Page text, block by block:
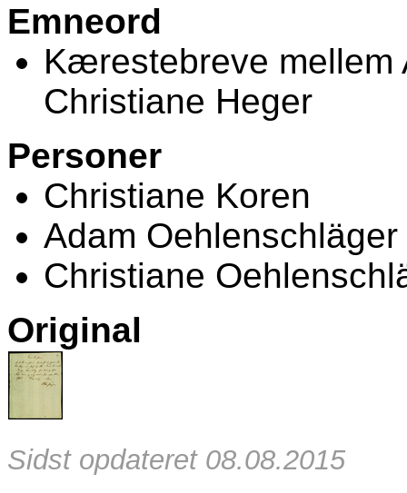
Emneord
Kærestebreve mellem
Christiane Heger
Personer
Christiane Koren
Adam Oehlenschläger
Christiane
Original
Sidst opdateret 08.08.2015